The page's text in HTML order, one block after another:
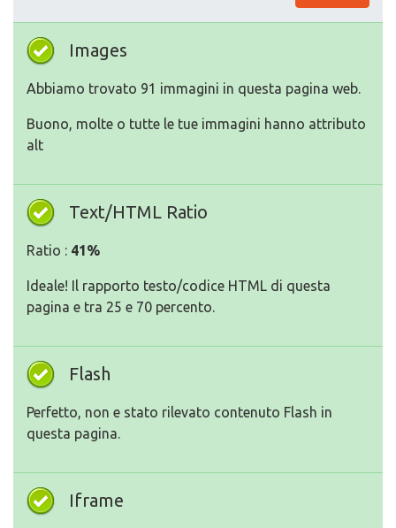
Images
Abbiamo trovato 91 immagini in questa pagina web.
Buono, molte o tutte le tue immagini hanno attributo
alt
Text/HTML Ratio
Ratio : 41%
Ideale! Il rapporto testo/codice HTML di questa
pagina e tra 25 e 70 percento.
Flash
Perfetto, non e stato rilevato contenuto Flash in
questa pagina.
Iframe